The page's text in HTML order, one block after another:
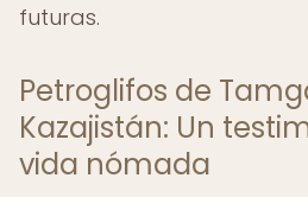
futuras.
Petroglifos de
Kazajistán: Un
vida nómada